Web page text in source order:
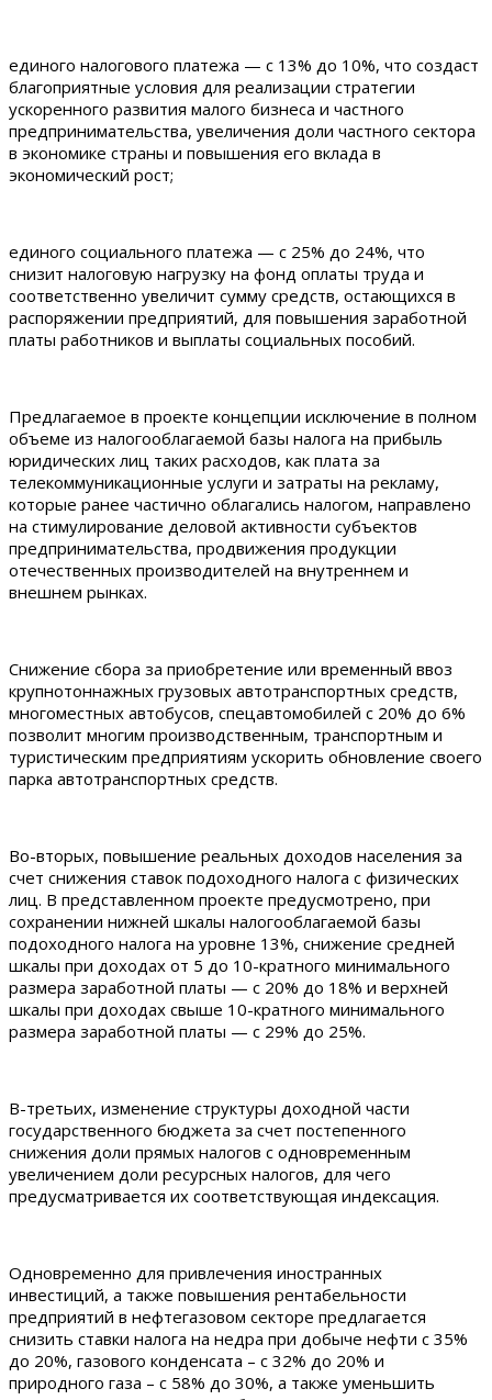
единого налогового платежа — с 13% до 10%, что создаст
благоприятные условия для реализации стратегии
ускоренного развития малого бизнеса и частного
предпринимательства, увеличения доли частного сектора
в экономике страны и повышения его вклада в
экономический рост;
единого социального платежа — с 25% до 24%, что
снизит налоговую нагрузку на фонд оплаты труда и
соответственно увеличит сумму средств, остающихся в
распоряжении предприятий, для повышения заработной
платы работников и выплаты социальных пособий.
Предлагаемое в проекте концепции исключение в полном
объеме из налогооблагаемой базы налога на прибыль
юридических лиц таких расходов, как плата за
телекоммуникационные услуги и затраты на рекламу,
которые ранее частично облагались налогом, направлено
на стимулирование деловой активности субъектов
предпринимательства, продвижения продукции
отечественных производителей на внутреннем и
внешнем рынках.
Снижение сбора за приобретение или временный ввоз
крупнотоннажных грузовых автотранспортных средств,
многоместных автобусов, спецавтомобилей с 20% до 6%
позволит многим производственным, транспортным и
туристическим предприятиям ускорить обновление своего
парка автотранспортных средств.
Во-вторых, повышение реальных доходов населения за
счет снижения ставок подоходного налога с физических
лиц. В представленном проекте предусмотрено, при
сохранении нижней шкалы налогооблагаемой базы
подоходного налога на уровне 13%, снижение средней
шкалы при доходах от 5 до 10-кратного минимального
размера заработной платы — с 20% до 18% и верхней
шкалы при доходах свыше 10-кратного минимального
размера заработной платы — с 29% до 25%.
В-третьих, изменение структуры доходной части
государственного бюджета за счет постепенного
снижения доли прямых налогов с одновременным
увеличением доли ресурсных налогов, для чего
предусматривается их соответствующая индексация.
Одновременно для привлечения иностранных
инвестиций, а также повышения рентабельности
предприятий в нефтегазовом секторе предлагается
снизить ставки налога на недра при добыче нефти с 35%
до 20%, газового конденсата – с 32% до 20% и
природного газа – с 58% до 30%, а также уменьшить